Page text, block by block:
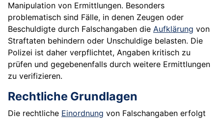
Manipulation von Ermittlungen. Besonders
problematisch sind Fälle, in denen Zeugen oder
Beschuldigte durch Falschangaben die Aufklärung von
Straftaten behindern oder Unschuldige belasten. Die
Polizei ist daher verpflichtet, Angaben kritisch zu
prüfen und gegebenenfalls durch weitere Ermittlungen
zu verifizieren.
Rechtliche Grundlagen
Die rechtliche Einordnung von Falschangaben erfolgt